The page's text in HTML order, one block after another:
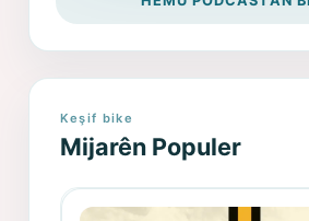
Keşif bike
Mijarên Populer